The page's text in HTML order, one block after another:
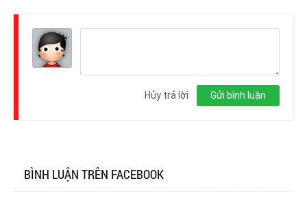
Gửi bình luận
Hủy trả lời
BÌNH LUẬN TRÊN FACEBOOK